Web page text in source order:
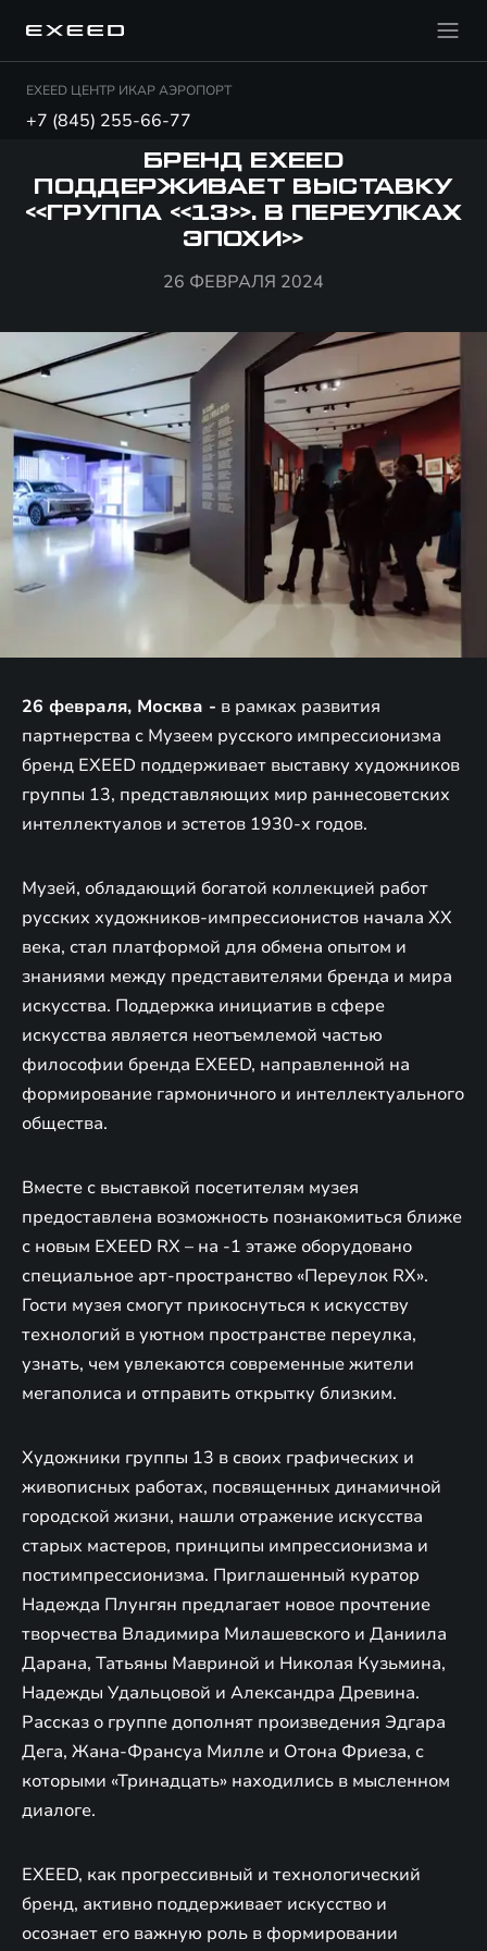
EXEED ЦЕНТР ИКАР АЭРОПОРТ
+7 (845) 255-66-77
БРЕНД EXEED
ПОДДЕРЖИВАЕТ ВЫСТАВКУ
«ГРУППА «13». В ПЕРЕУЛКАХ
ЭПОХИ»
26 ФЕВРАЛЯ 2024
26 февраля, Москва - в рамках развития
партнерства с Музеем русского импрессионизма
бренд EXEED поддерживает выставку художников
группы 13, представляющих мир раннесоветских
интеллектуалов и эстетов 1930-х годов.
Музей, обладающий богатой коллекцией работ
русских художников-импрессионистов начала XX
века, стал платформой для обмена опытом и
знаниями между представителями бренда и мира
искусства. Поддержка инициатив в сфере
искусства является неотъемлемой частью
философии бренда EXEED, направленной на
формирование гармоничного и интеллектуального
общества.
Вместе с выставкой посетителям музея
предоставлена возможность познакомиться ближе
с новым EXEED RX – на -1 этаже оборудовано
специальное арт-пространство «Переулок RX».
Гости музея смогут прикоснуться к искусству
технологий в уютном пространстве переулка,
узнать, чем увлекаются современные жители
мегаполиса и отправить открытку близким.
Художники группы 13 в своих графических и
живописных работах, посвященных динамичной
городской жизни, нашли отражение искусства
старых мастеров, принципы импрессионизма и
постимпрессионизма. Приглашенный куратор
Надежда Плунгян предлагает новое прочтение
творчества Владимира Милашевского и Даниила
Дарана, Татьяны Мавриной и Николая Кузьмина,
Надежды Удальцовой и Александра Древина.
Рассказ о группе дополнят произведения Эдгара
Дега, Жана-Франсуа Милле и Отона Фриеза, с
которыми «Тринадцать» находились в мысленном
диалоге.
EXEED, как прогрессивный и технологический
бренд, активно поддерживает искусство и
осознает его важную роль в формировании